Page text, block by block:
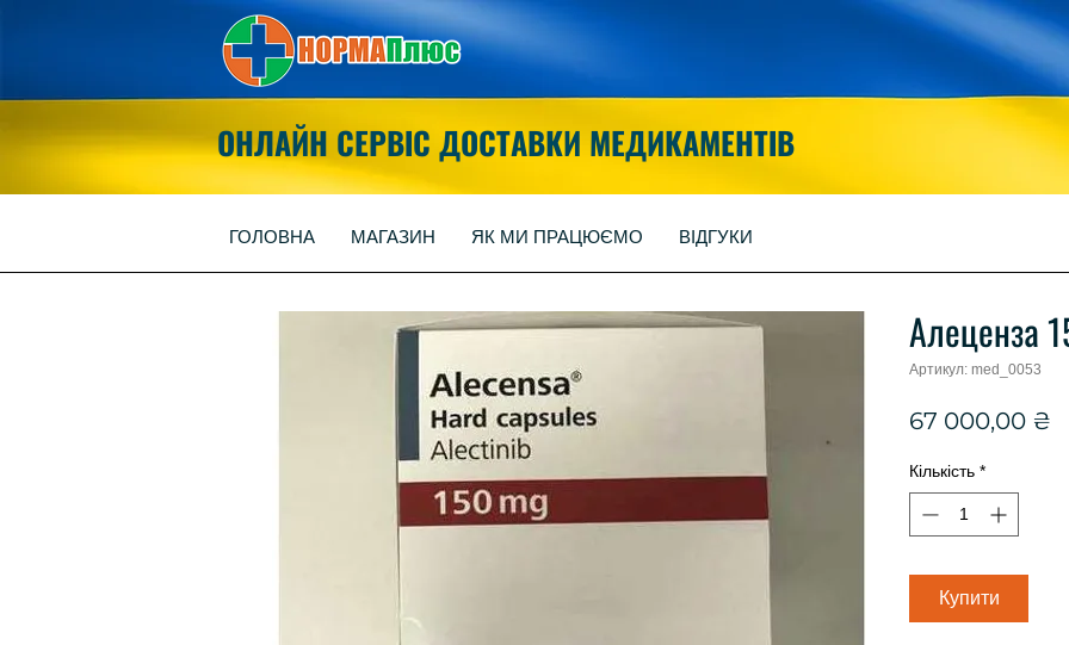
ОНЛАЙН СЕРВІС ДОСТАВКИ МЕДИКАМЕНТІВ
ГОЛОВНА МАГАЗИН ЯК МИ ПРАЦЮЄМО ВІДГУКИ
Алеценза
Артикул: med_0053
67 000,00 ₴
Кількість *
Купити